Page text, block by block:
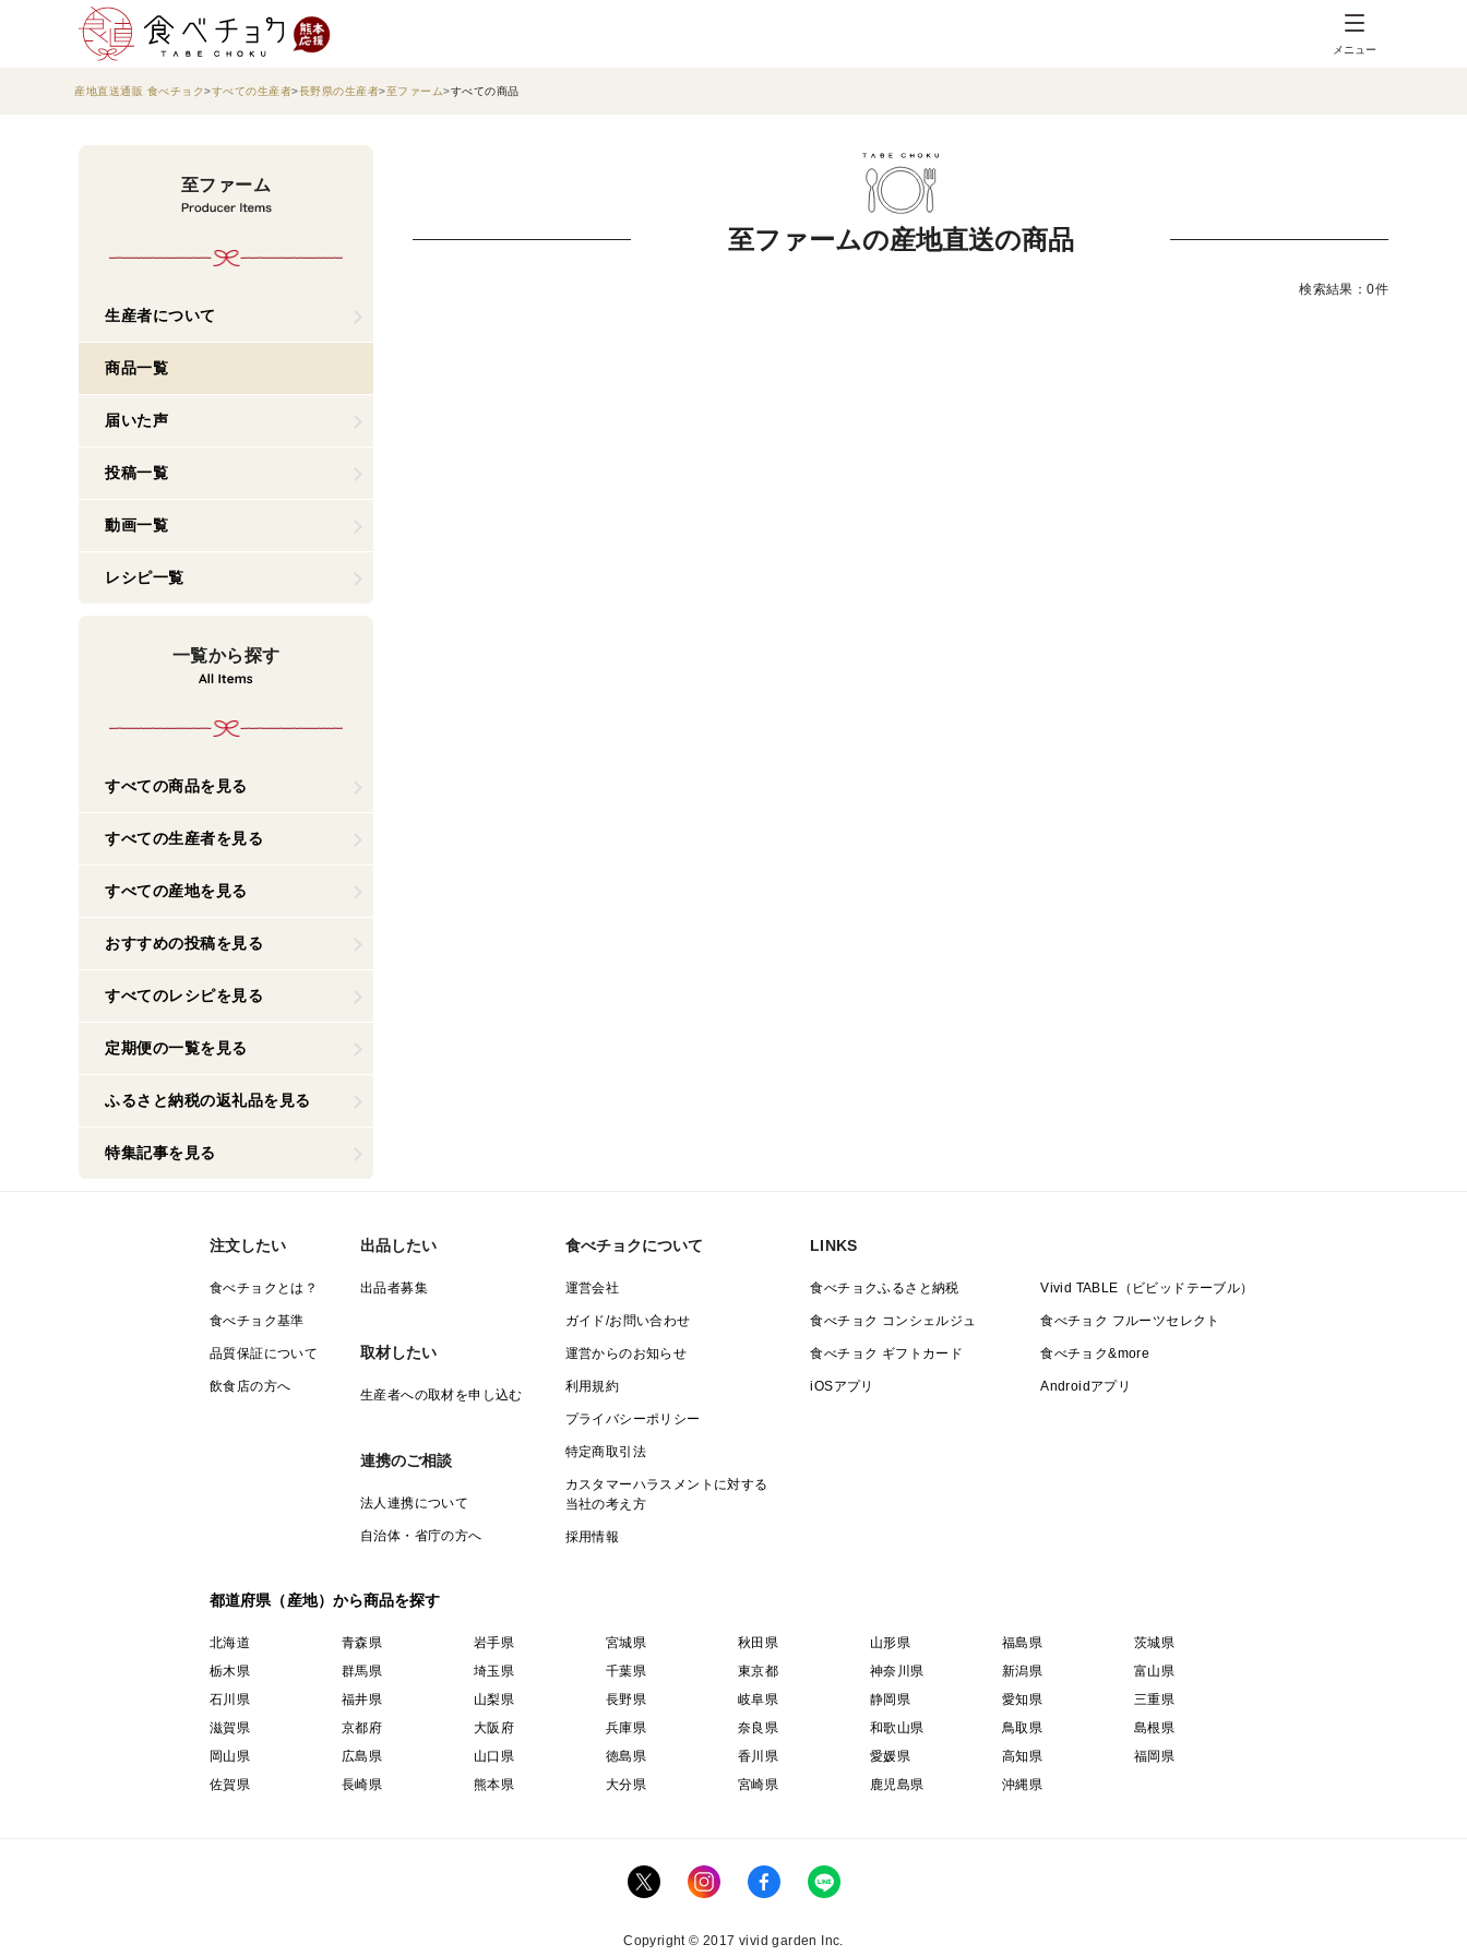
メニュー
産地直送通販 食べチョク すべての生産者 長野県の生産者 至ファーム すべての商品
至ファーム
生産者について
商品一覧
届いた声
投稿一覧
動画一覧
レシピ一覧
一覧から探す
すべての商品を見る
すべての生産者を見る
すべての産地を見る
おすすめの投稿を見る
すべてのレシピを見る
定期便の一覧を見る
ふるさと納税の返礼品を見る
特集記事を見る
至ファームの産地直送の商品
検索結果：0件
注文したい
食べチョクとは？
食べチョク基準
品質保証について
飲食店の方へ
出品したい
出品者募集
取材したい
生産者への取材を申し込む
連携のご相談
法人連携について
自治体・省庁の方へ
食べチョクについて
運営会社
ガイド/お問い合わせ
運営からのお知らせ
利用規約
プライバシーポリシー
特定商取引法
カスタマーハラスメントに対する
当社の考え方
採用情報
LINKS
食べチョクふるさと納税 Vivid TABLE（ビビッドテーブル）
食べチョク コンシェルジュ 食べチョク フルーツセレクト
食べチョク ギフトカード 食べチョク&more
iOSアプリ Androidアプリ
都道府県（産地）から商品を探す
北海道 青森県 岩手県 宮城県 秋田県 山形県 福島県
茨城県
栃木県
群馬県 埼玉県 千葉県 東京都 神奈川県 新潟県
富山県
石川県
福井県 山梨県 長野県 岐阜県 静岡県 愛知県
三重県
滋賀県
京都府 大阪府 兵庫県 奈良県 和歌山県 鳥取県
島根県
岡山県
広島県 山口県 徳島県 香川県 愛媛県 高知県
福岡県
佐賀県
長崎県 熊本県 大分県 宮崎県 鹿児島県 沖縄県
Copyright © 2017 vivid garden Inc.